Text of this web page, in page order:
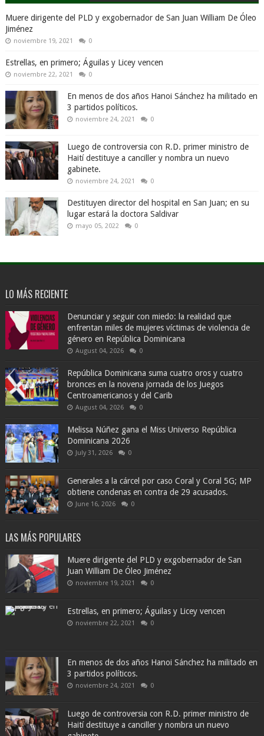
Muere dirigente del PLD y exgobernador de San Juan William De Óleo
Jiménez
noviembre 19, 2021 0
Estrellas, en primero; Águilas y Licey vencen
noviembre 22, 2021 0
En menos de dos años Hanoi Sánchez ha militado en
3 partidos políticos.
noviembre 24, 2021 0
Luego de controversia con R.D. primer ministro de
Haití destituye a canciller y nombra un nuevo
gabinete.
noviembre 24, 2021 0
Destituyen director del hospital en San Juan; en su
lugar estará la doctora Saldivar
mayo 05, 2022 0
LO MÁS RECIENTE
Denunciar y seguir con miedo: la realidad que
enfrentan miles de mujeres víctimas de violencia de
género en República Dominicana
August 04, 2026 0
República Dominicana suma cuatro oros y cuatro
bronces en la novena jornada de los Juegos
Centroamericanos y del Carib
August 04, 2026 0
Melissa Núñez gana el Miss Universo República
Dominicana 2026
July 31, 2026 0
Generales a la cárcel por caso Coral y Coral 5G; MP
obtiene condenas en contra de 29 acusados.
June 16, 2026 0
LAS MÁS POPULARES
Muere dirigente del PLD y exgobernador de San
Juan William De Óleo Jiménez
noviembre 19, 2021 0
Estrellas, en primero; Águilas y Licey vencen
noviembre 22, 2021 0
En menos de dos años Hanoi Sánchez ha militado en
3 partidos políticos.
noviembre 24, 2021 0
Luego de controversia con R.D. primer ministro de
Haití destituye a canciller y nombra un nuevo